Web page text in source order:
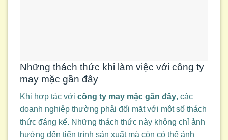
Những thách thức khi làm việc với công ty
may mặc gần đây
Khi hợp tác với công ty may mặc gần đây, các
doanh nghiệp thường phải đối mặt với một số thách
thức đáng kể. Những thách thức này không chỉ ảnh
hưởng đến tiến trình sản xuất mà còn có thể ảnh